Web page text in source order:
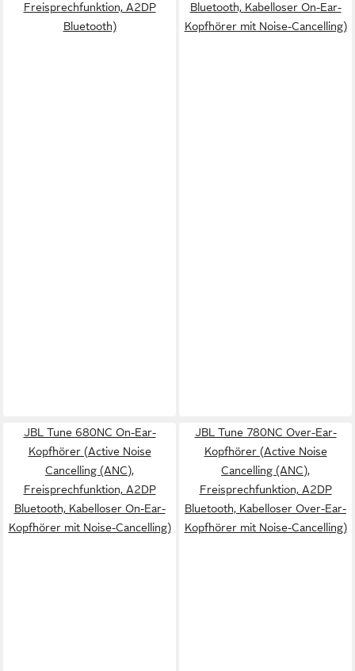
Freisprechfunktion, A2DP
Bluetooth)
Bluetooth, Kabelloser On-Ear-
Kopfhörer mit Noise-Cancelling)
JBL Tune 680NC On-Ear-
Kopfhörer (Active Noise
Cancelling (ANC),
Freisprechfunktion, A2DP
Bluetooth, Kabelloser On-Ear-
Kopfhörer mit Noise-Cancelling)
JBL Tune 780NC Over-Ear-
Kopfhörer (Active Noise
Cancelling (ANC),
Freisprechfunktion, A2DP
Bluetooth, Kabelloser Over-Ear-
Kopfhörer mit Noise-Cancelling)